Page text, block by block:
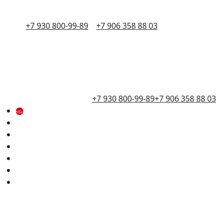
+7 930 800-99-89 +7 906 358 88 03
+7 930 800-99-89+7 906 358 88 03